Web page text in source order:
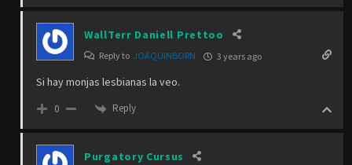
WallTerr Daniell Prettoo
Reply to JOAQUINBORN 3 years ago
Si hay monjas lesbianas la veo.
0 Reply
Purgatory Cursus